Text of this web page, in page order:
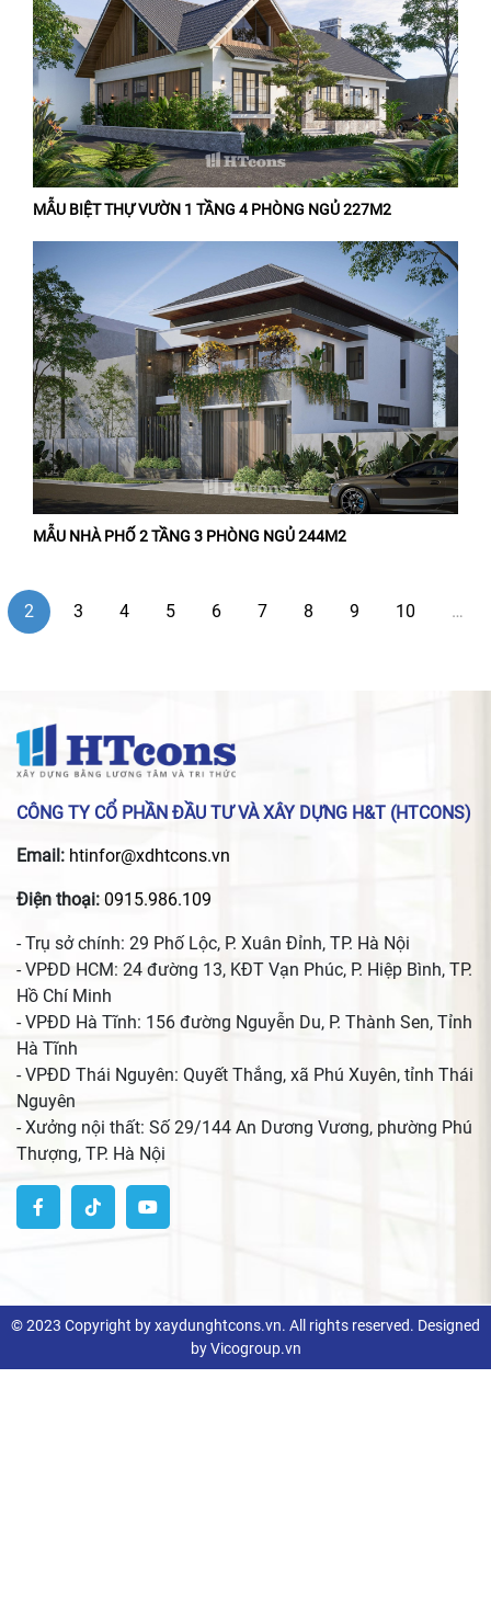
MẪU BIỆT THỰ VƯỜN 1 TẦNG 4 PHÒNG NGỦ 227M2
MẪU NHÀ PHỐ 2 TẦNG 3 PHÒNG NGỦ 244M2
2 3 4 5 6 7 8 9 10 …
CÔNG TY CỔ PHẦN ĐẦU TƯ VÀ XÂY DỰNG H&T (HTCONS)
Email: htinfor@xdhtcons.vn
Điện thoại: 0915.986.109
- Trụ sở chính: 29 Phố Lộc, P. Xuân Đỉnh, TP. Hà Nội
- VPĐD HCM: 24 đường 13, KĐT Vạn Phúc, P. Hiệp Bình, TP.
Hồ Chí Minh
- VPĐD Hà Tĩnh: 156 đường Nguyễn Du, P. Thành Sen, Tỉnh
Hà Tĩnh
- VPĐD Thái Nguyên: Quyết Thắng, xã Phú Xuyên, tỉnh Thái
Nguyên
- Xưởng nội thất: Số 29/144 An Dương Vương, phường Phú
Thượng, TP. Hà Nội
© 2023 Copyright by xaydunghtcons.vn. All rights reserved. Designed
by Vicogroup.vn